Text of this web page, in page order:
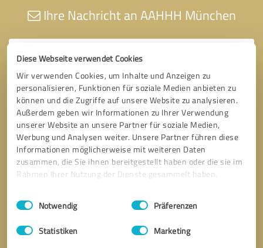
Diese Webseite verwendet Cookies
Wir verwenden Cookies, um Inhalte und Anzeigen zu
personalisieren, Funktionen für soziale Medien anbieten zu
können und die Zugriffe auf unsere Website zu analysieren.
Außerdem geben wir Informationen zu Ihrer Verwendung
unserer Website an unsere Partner für soziale Medien,
Werbung und Analysen weiter. Unsere Partner führen diese
Informationen möglicherweise mit weiteren Daten
zusammen, die Sie ihnen bereitgestellt haben oder die sie im
Rahmen Ihrer Nutzung der Dienste gesammelt haben.
Impressum Datenschutzbestimmungen
Einwilligungsauswahl
Notwendig Präferenzen
Statistiken Marketing
Ihre Nachricht an AAHHH München